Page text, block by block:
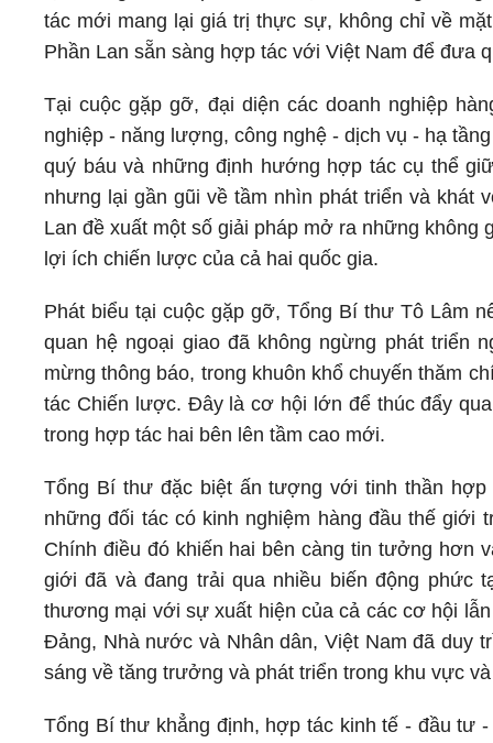
tác mới mang lại giá trị thực sự, không chỉ về
Phần Lan sẵn sàng hợp tác với Việt Nam để đưa
Tại cuộc gặp gỡ, đại diện các doanh nghiệp
nghiệp - năng lượng, công nghệ - dịch vụ - hạ
quý báu và những định hướng hợp tác cụ thể
nhưng lại gần gũi về tầm nhìn phát triển và khát
Lan đề xuất một số giải pháp mở ra những
lợi ích chiến lược của cả hai quốc gia.
Phát biểu tại cuộc gặp gỡ, Tổng Bí thư Tô Lâm
quan hệ ngoại giao đã không ngừng phát triển
mừng thông báo, trong khuôn khổ chuyến thăm
tác Chiến lược. Đây là cơ hội lớn để thúc đẩy
trong hợp tác hai bên lên tầm cao mới.
Tổng Bí thư đặc biệt ấn tượng với tinh thần
những đối tác có kinh nghiệm hàng đầu thế giới
Chính điều đó khiến hai bên càng tin tưởng hơn
giới đã và đang trải qua nhiều biến động phức
thương mại với sự xuất hiện của cả các cơ hội
Đảng, Nhà nước và Nhân dân, Việt Nam đã duy
sáng về tăng trưởng và phát triển trong khu vực
Tổng Bí thư khẳng định, hợp tác kinh tế - đầu tư